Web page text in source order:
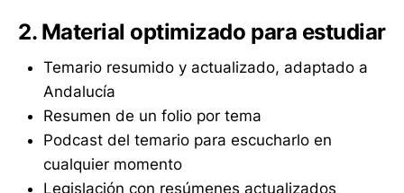
2. Material optimizado para estudiar
Temario resumido y actualizado, adaptado a
Andalucía
Resumen de un folio por tema
Podcast del temario para escucharlo en
cualquier momento
Legislación con resúmenes actualizados